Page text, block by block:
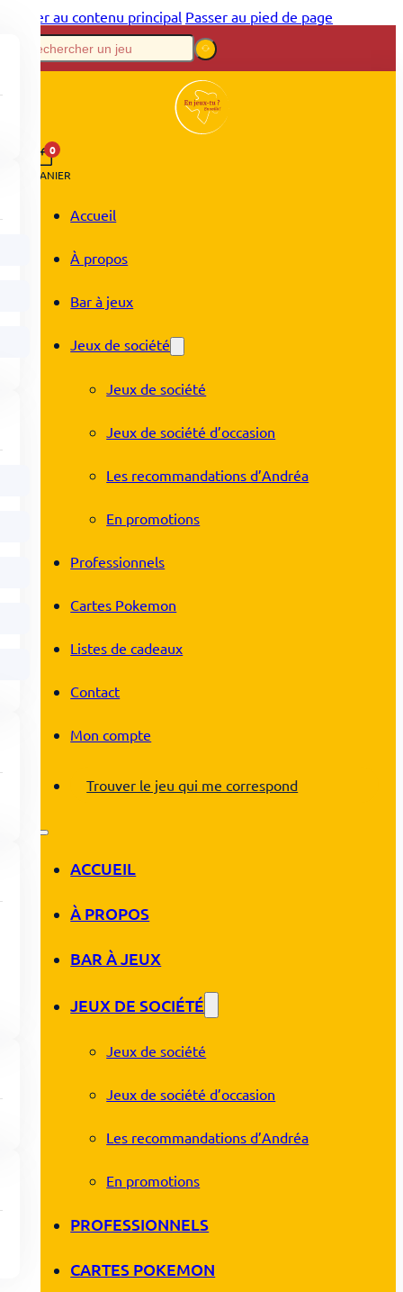
Passer au contenu principal Passer au pied de page
0
PANIER
Accueil
À propos
Bar à jeux
Jeux de société
Jeux de société
Jeux de société d’occasion
Les recommandations d’Andréa
En promotions
Professionnels
Cartes Pokemon
Listes de cadeaux
Contact
Mon compte
Trouver le jeu qui me correspond
ACCUEIL
À PROPOS
BAR À JEUX
JEUX DE SOCIÉTÉ
Jeux de société
Jeux de société d’occasion
Les recommandations d’Andréa
En promotions
PROFESSIONNELS
CARTES POKEMON